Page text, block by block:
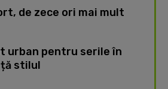
de zece ori mai mult
urban pentru serile în
stilul